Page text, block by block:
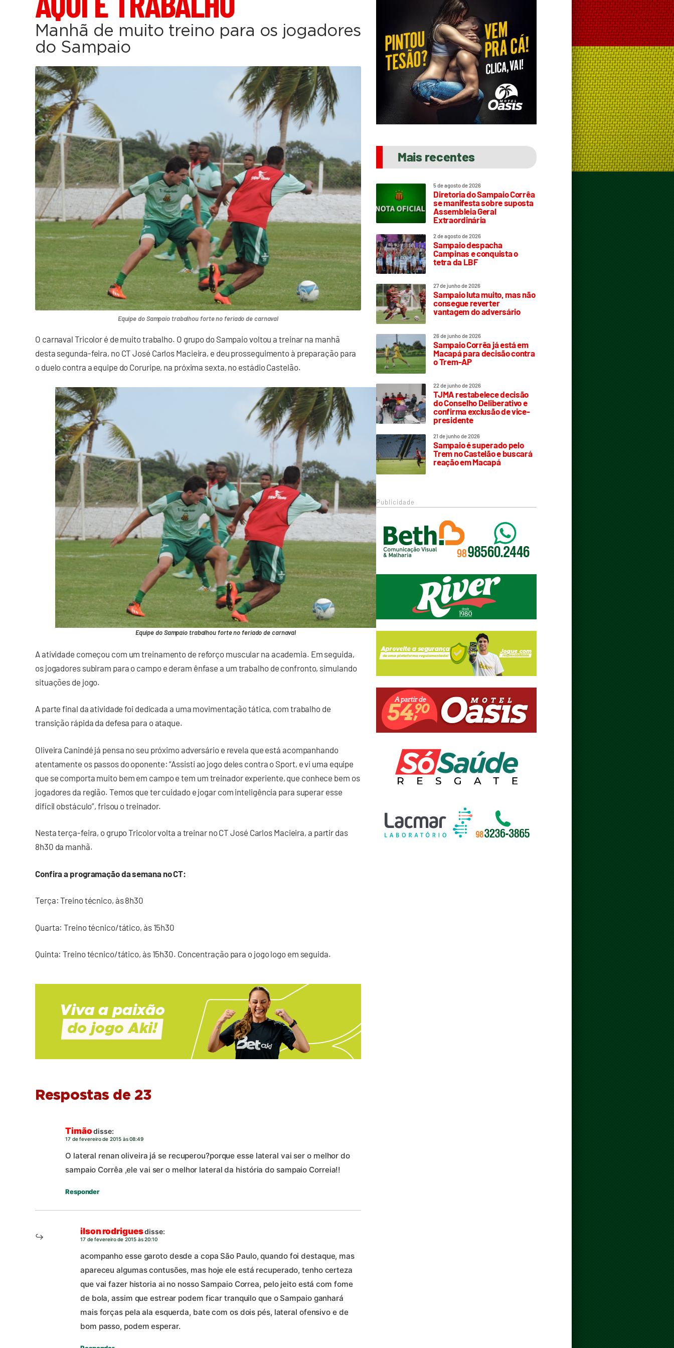
Manhã de muito treino para os jogadores
do Sampaio
Equipe do Sampaio trabalhou forte no feriado de carnaval
O carnaval Tricolor é de muito trabalho. O grupo do Sampaio voltou a treinar na manhã
desta segunda-feira, no CT José Carlos Macieira, e deu prosseguimento à preparação para
o duelo contra a equipe do Coruripe, na próxima sexta, no estádio Castelão.
Equipe do Sampaio trabalhou forte no feriado de carnaval
A atividade começou com um treinamento de reforço muscular na academia. Em seguida,
os jogadores subiram para o campo e deram ênfase a um trabalho de confronto, simulando
situações de jogo.
A parte final da atividade foi dedicada a uma movimentação tática, com trabalho de
transição rápida da defesa para o ataque.
Oliveira Canindé já pensa no seu próximo adversário e revela que está acompanhando
atentamente os passos do oponente: “Assisti ao jogo deles contra o Sport, e vi uma equipe
que se comporta muito bem em campo e tem um treinador experiente, que conhece bem os
jogadores da região. Temos que ter cuidado e jogar com inteligência para superar esse
difícil obstáculo”, frisou o treinador.
Nesta terça-feira, o grupo Tricolor volta a treinar no CT José Carlos Macieira, a partir das
8h30 da manhã.
Confira a programação da semana no CT:
Terça: Treino técnico, às 8h30
Quarta: Treino técnico/tático, às 15h30
Quinta: Treino técnico/tático, às 15h30. Concentração para o jogo logo em seguida.
Respostas de 23
Timão disse:
17 de fevereiro de 2015 às 08:49
O lateral renan oliveira já se recuperou?porque esse lateral vai ser o melhor do
sampaio Corrêa ,ele vai ser o melhor lateral da história do sampaio Correia!!
Responder
ilson rodriguesdisse:
17 de fevereiro de 2015 às 20:10
acompanho esse garoto desde a copa São Paulo, quando foi destaque, mas
apareceu algumas contusões, mas hoje ele está recuperado, tenho certeza
que vai fazer historia ai no nosso Sampaio Correa, pelo jeito está com fome
de bola, assim que estrear podem ficar tranquilo que o Sampaio ganhará
mais forças pela ala esquerda, bate com os dois pés, lateral ofensivo e de
bom passo, podem esperar.
Mais recentes
5 de agosto de 2026
Diretoria do Sampaio Corrêa
se manifesta sobre suposta
Assembleia Geral
Extraordinária
2 de agosto de 2026
Sampaio despacha
Campinas e conquista o
tetra da LBF
27 de junho de 2026
Sampaio luta muito, mas não
consegue reverter
vantagem do adversário
26 de junho de 2026
Sampaio Corrêa já está em
Macapá para decisão contra
o Trem-AP
22 de junho de 2026
TJMA restabelece decisão
do Conselho Deliberativo e
confirma exclusão de vice-
presidente
21 de junho de 2026
Sampaio é superado pelo
Trem no Castelão e buscará
reação em Macapá
Publicidade